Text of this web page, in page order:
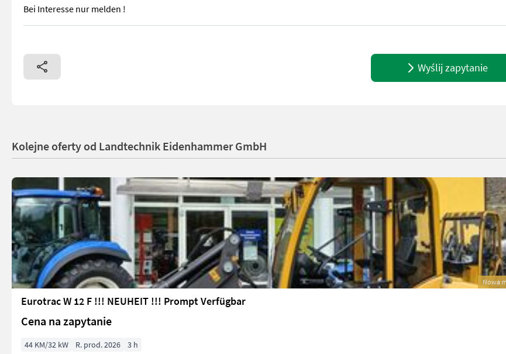
Bei Interesse nur melden !
Original Aufsteckschallengreifer zu Stepa Heukran Preis 1200 € inkl Vermittlung Original Aufsteckballengreifer zu Stepa
Wyślij zapytanie
Kolejne oferty od Landtechnik Eidenhammer GmbH
Nowa
Eurotrac W 12 F !!! NEUHEIT !!! Prompt Verfügbar
Cena na zapytanie
44 KM/32 kW R. prod. 2026 3 h